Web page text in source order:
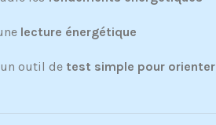
lecture énergétique
outil de test simple pour orienter